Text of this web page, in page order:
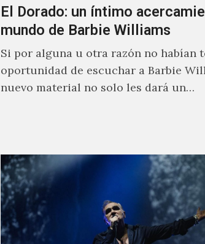
El Dorado: un íntimo
mundo de Barbie Williams
Si por alguna u otra razón no habían
oportunidad de escuchar a Barbie
nuevo material no solo les dará un